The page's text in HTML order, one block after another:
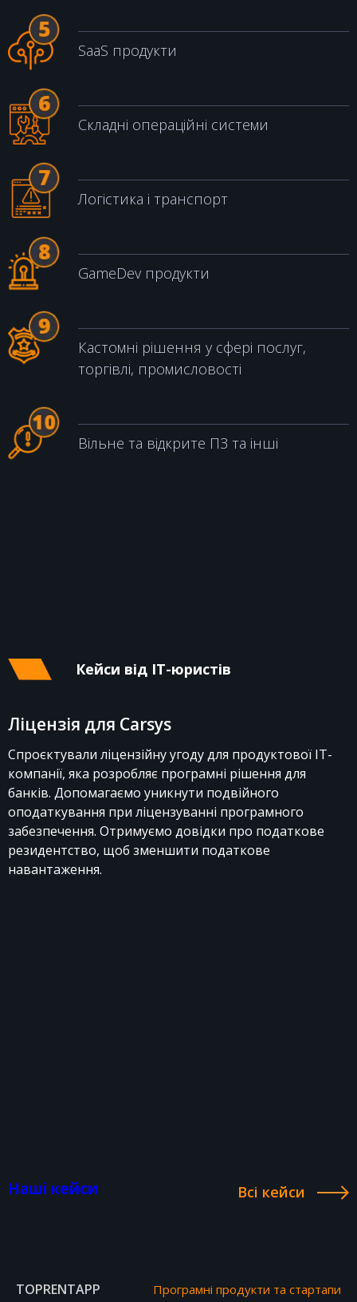
SaaS продукти
Складні операційні системи
Логістика і транспорт
GameDev продукти
Кастомні рішення у сфері послуг,
торгівлі, промисловості
Вільне та відкрите ПЗ та інші
Кейси від IT-юристів
Ліцензія для Carsys
Спроєктували ліцензійну угоду для продуктової IT-
компанії, яка розробляє програмні рішення для
банків. Допомагаємо уникнути подвійного
оподаткування при ліцензуванні програмного
забезпечення. Отримуємо довідки про податкове
резидентство, щоб зменшити податкове
навантаження.
Наші кейси Всі кейси
TOPRENTAPP Програмні продукти та стартапи